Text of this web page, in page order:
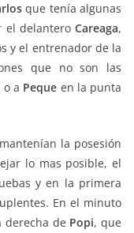
que tenía algunas
el delantero Careaga,
y el entrenador de la
que no son las
a Peque en la punta
la posesión
lo mas posible, el
y en la primera
En el minuto
derecha de Popi, que